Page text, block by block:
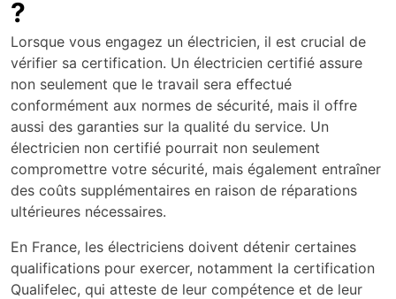
?
Lorsque vous engagez un électricien, il est crucial de
vérifier sa certification. Un électricien certifié assure
non seulement que le travail sera effectué
conformément aux normes de sécurité, mais il offre
aussi des garanties sur la qualité du service. Un
électricien non certifié pourrait non seulement
compromettre votre sécurité, mais également entraîner
des coûts supplémentaires en raison de réparations
ultérieures nécessaires.
En France, les électriciens doivent détenir certaines
qualifications pour exercer, notamment la certification
Qualifelec, qui atteste de leur compétence et de leur